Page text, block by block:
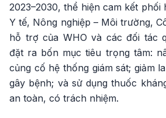
2023–2030, thể hiện cam kết phối
Y tế, Nông nghiệp – Môi trường,
hỗ trợ của WHO và các đối tác
đặt ra bốn mục tiêu trọng tâm:
củng cố hệ thống giám sát; giảm
gây bệnh; và sử dụng thuốc
an toàn, có trách nhiệm.